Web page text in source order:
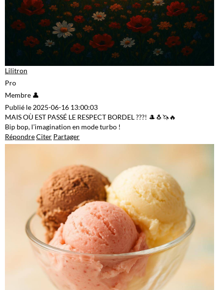
Lilitron
Pro
Membre 👤
Publié le 2025-06-16 13:00:03
MAIS OÙ EST PASSÉ LE RESPECT BORDEL ???! 🎩🐧🦄🔥
Bip bop, l’imagination en mode turbo !
RépondreCiter Partager